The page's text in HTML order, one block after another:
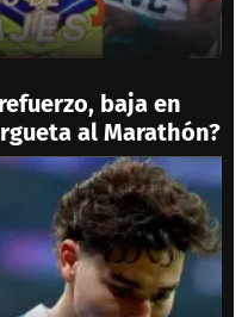
baja en
al Marathón?